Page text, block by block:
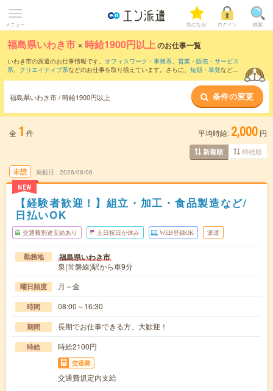
メニュー 気になる! ログイン 検索
福島県いわき市 × 時給1900円以上のお仕事一覧
いわき市の派遣のお仕事情報です。 オフィスワーク・事務系、 営業・販売・サービス
系、 クリエイティブ系などのお仕事を取り揃えています。さらに、 短期 ・ 単発などの
福島県いわき市 / 時給1900円以上 条件の変更
全 1 件 平均時給: 2,000 円
新着順 時給順
未読
NEW
掲載日 2026/08/06
【経験者歓迎！】組立・加工・食品製造など/
日払いOK
交通費別途支給あり 土日祝日が休み WEB登録OK 派遣
勤務地 福島県いわき市
泉(常磐線)駅から車9分
曜日頻度 月～金
時間 08:00～16:30
期間 長期でお仕事できる方、大歓迎！
時給 時給2100円
交通費
交通費規定内支給